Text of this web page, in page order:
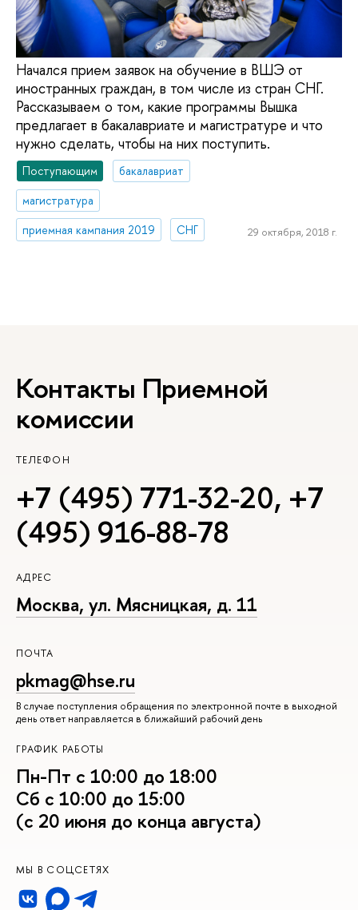
Начался прием заявок на обучение в ВШЭ от
иностранных граждан, в том числе из стран СНГ.
Рассказываем о том, какие программы Вышка
предлагает в бакалавриате и магистратуре и что
нужно сделать, чтобы на них поступить.
Поступающим
бакалавриат
магистратура
приемная кампания 2019
СНГ 29 октября, 2018 г.
Контакты Приемной
комиссии
ТЕЛЕФОН
+7 (495) 771-32-20, +7
(495) 916-88-78
АДРЕС
Москва, ул. Мясницкая, д. 11
ПОЧТА
pkmag@hse.ru
В случае поступления обращения по электронной почте в выходной
день ответ направляется в ближайший рабочий день
ГРАФИК РАБОТЫ
Пн-Пт с 10:00 до 18:00
Сб с 10:00 до 15:00
(с 20 июня до конца августа)
МЫ В СОЦСЕТЯХ